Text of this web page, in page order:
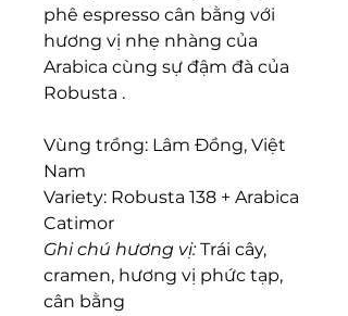
phê espresso cân bằng với
hương vị nhẹ nhàng của
Arabica cùng sự đậm đà của
Robusta .
Vùng trồng: Lâm Đồng, Việt
Nam
Variety: Robusta 138 + Arabica
Catimor
Ghi chú hương vị:Trái cây,
cramen, hương vị phức tạp,
cân bằng